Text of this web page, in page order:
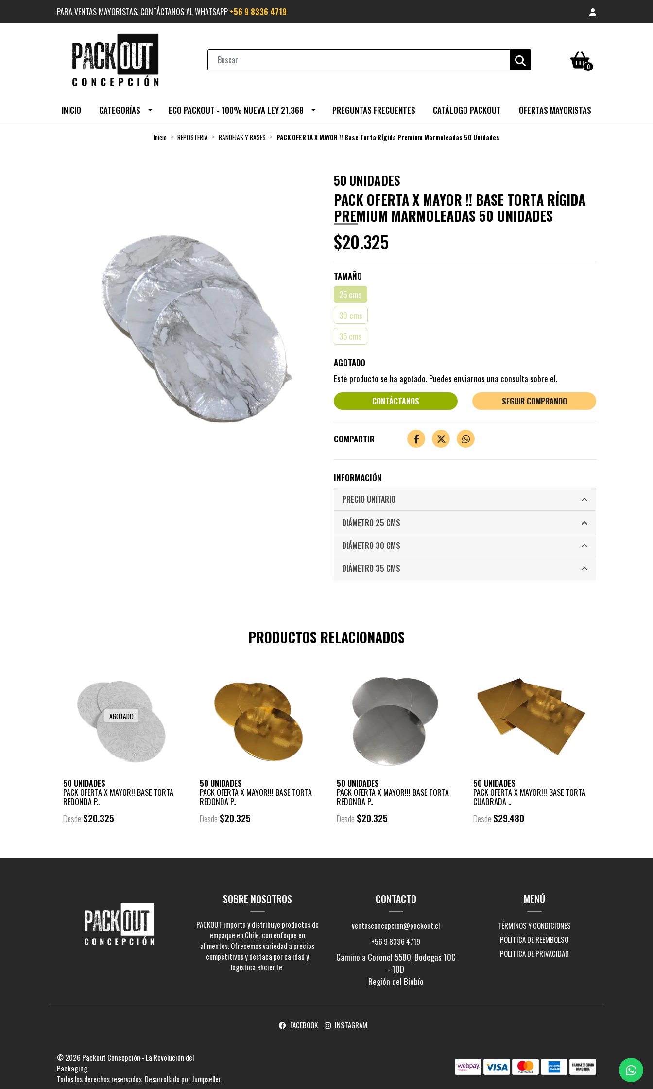
PARA VENTAS MAYORISTAS. CONTÁCTANOS AL WHATSAPP +56 9 8336 4719
0
INICIO CATEGORÍAS ECO PACKOUT - 100% NUEVA LEY 21.368 PREGUNTAS FRECUENTES CATÁLOGO PACKOUT OFERTAS MAYORISTAS
Inicio REPOSTERIA BANDEJAS Y BASES PACK OFERTA X MAYOR !! Base Torta Rígida Premium Marmoleadas 50 Unidades
50 UNIDADES
PACK OFERTA X MAYOR !! BASE TORTA RÍGIDA
PREMIUM MARMOLEADAS 50 UNIDADES
$20.325
TAMAÑO
25 cms
30 cms
35 cms
AGOTADO
Este producto se ha agotado. Puedes enviarnos una consulta sobre el.
CONTÁCTANOS SEGUIR COMPRANDO
COMPARTIR
INFORMACIÓN
PRECIO UNITARIO
DIÁMETRO 25 CMS
DIÁMETRO 30 CMS
DIÁMETRO 35 CMS
PRODUCTOS RELACIONADOS
AGOTADO
50 UNIDADES
PACK OFERTA X MAYOR!! BASE TORTA
REDONDA P..
Desde $20.325
50 UNIDADES
PACK OFERTA X MAYOR!!! BASE TORTA
REDONDA P..
Desde $20.325
50 UNIDADES
PACK OFERTA X MAYOR!!! BASE TORTA
REDONDA P..
Desde $20.325
50 UNIDADES
PACK OFERTA X MAYOR!!! BASE TORTA
CUADRADA ..
Desde $29.480
SOBRE NOSOTROS
PACKOUT importa y distribuye productos de
empaque en Chile, con enfoque en
alimentos. Ofrecemos variedad a precios
competitivos y destaca por calidad y
logística eficiente.
CONTACTO
ventasconcepcion@packout.cl
+56 9 8336 4719
Camino a Coronel 5580, Bodegas 10C
- 10D
Región del Biobío
MENÚ
TÉRMINOS Y CONDICIONES
POLÍTICA DE REEMBOLSO
POLÍTICA DE PRIVACIDAD
FACEBOOK INSTAGRAM
© 2026 Packout Concepción - La Revolución del
Packaging.
Todos los derechos reservados.Desarrollado por Jumpseller.